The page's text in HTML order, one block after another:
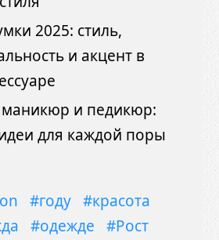
2025: стиль,
и акцент в
и педикюр:
для каждой поры
#году #красота
#одежде
#Рост